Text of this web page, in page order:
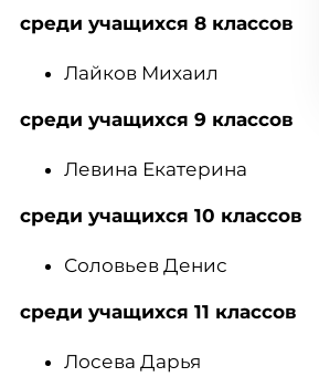
среди учащихся 8 классов
Лайков Михаил
среди учащихся 9 классов
Левина Екатерина
среди учащихся 10 классов
Соловьев Денис
среди учащихся 11 классов
Лосева Дарья